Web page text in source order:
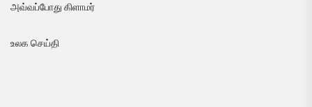
அவ்வப்போது கிளாமர்
உலக செய்தி